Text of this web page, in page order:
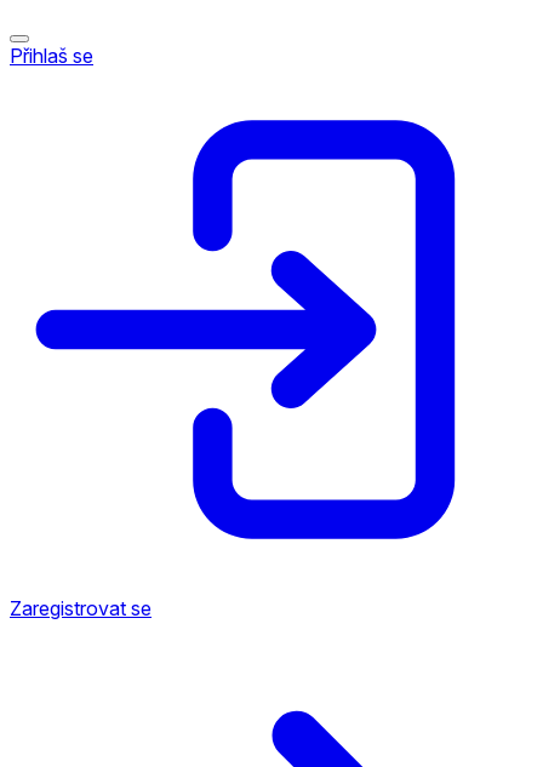
Přihlaš se
Zaregistrovat se